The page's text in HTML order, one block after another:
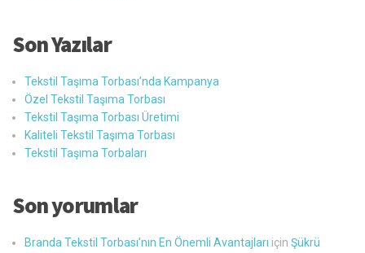
Son Yazılar
Tekstil Taşıma Torbası’nda Kampanya
Özel Tekstil Taşıma Torbası
Tekstil Taşıma Torbası Üretimi
Kaliteli Tekstil Taşıma Torbası
Tekstil Taşıma Torbaları
Son yorumlar
Branda Tekstil Torbası’nın En Önemli Avantajları için Şükrü